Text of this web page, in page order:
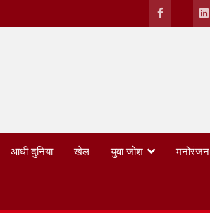
आधी दुनिया खेल युवा जोश मनोरंजन